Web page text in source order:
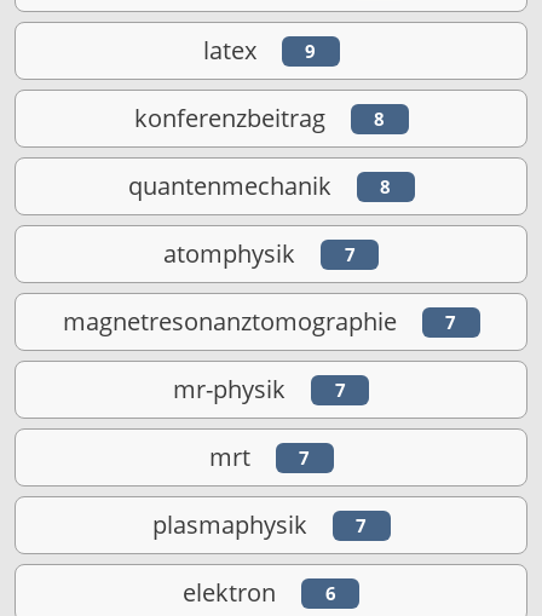
latex 9
konferenzbeitrag 8
quantenmechanik 8
atomphysik 7
magnetresonanztomographie 7
mr-physik 7
mrt 7
plasmaphysik 7
elektron 6